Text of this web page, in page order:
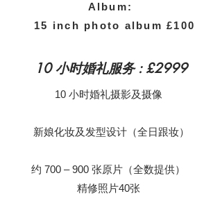
Album:
15 inch photo album £100
10 小时婚礼服务 : £2999
10 小时婚礼摄影及摄像
新娘化妆及发型设计（全日跟妆）
约 700 – 900 张原片（全数提供）
精修照片40张